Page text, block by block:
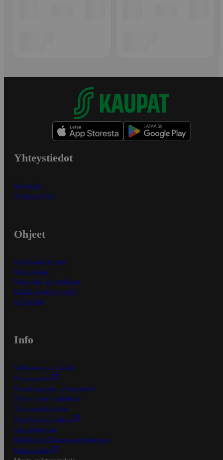
Yhteystiedot
Myymälät
Asiakaspalvelu
Ohjeet
Ensitilaajan ohjeet
Näin maksat
Näin tilaat ja muokkaat
Kaikki ohjeet ja vinkit
In English
Info
S-Business yrityksille
Oiva-raportit
Osuuskauppojen yhteystiedot
Tilaus- ja toimitusehdot
Tietosuojakäytäntö
Palvelun käyttöehdot
Saavutettavuus
Mobiilisovelluksen saavutettavuus
Mainostajalle